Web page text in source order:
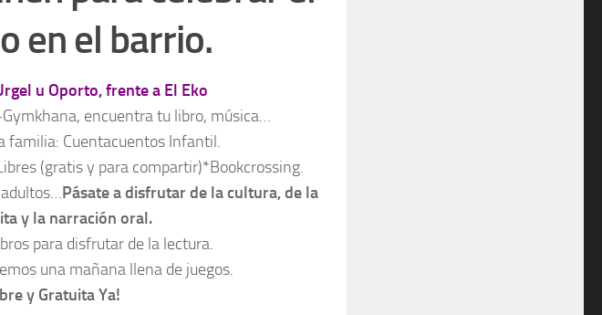
en el barrio.
u Oporto, frente a El Eko
encuentra tu libro, música…
familia: Cuentacuentos Infantil.
(gratis y para compartir)*Bookcrossing.
Pásate a disfrutar de la cultura, de la
y la narración oral.
para disfrutar de la lectura.
una mañana llena de juegos.
y Gratuita Ya!